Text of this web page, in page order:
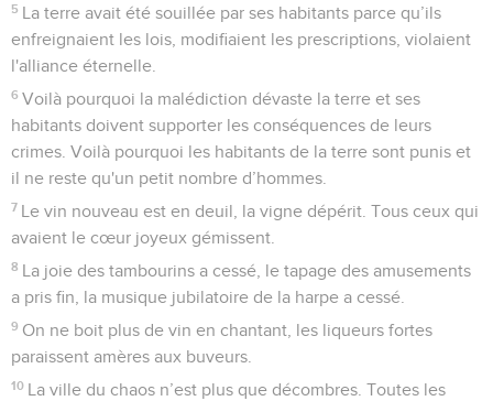
5 La terre avait été souillée par ses habitants parce qu’ils
enfreignaient les lois, modifiaient les prescriptions, violaient
l'alliance éternelle.
6 Voilà pourquoi la malédiction dévaste la terre et ses
habitants doivent supporter les conséquences de leurs
crimes. Voilà pourquoi les habitants de la terre sont punis et
il ne reste qu'un petit nombre d’hommes.
7 Le vin nouveau est en deuil, la vigne dépérit. Tous ceux qui
avaient le cœur joyeux gémissent.
8 La joie des tambourins a cessé, le tapage des amusements
a pris fin, la musique jubilatoire de la harpe a cessé.
9 On ne boit plus de vin en chantant, les liqueurs fortes
paraissent amères aux buveurs.
10 La ville du chaos n’est plus que décombres. Toutes les